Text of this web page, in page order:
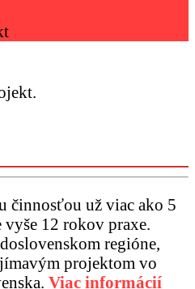
činnosťou už viac ako 5
12 rokov praxe.
regióne,
projektom vo
Viac informácií